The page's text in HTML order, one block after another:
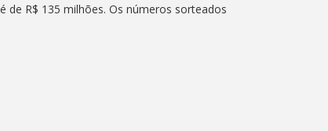
R$ 135 milhões. Os números sorteados